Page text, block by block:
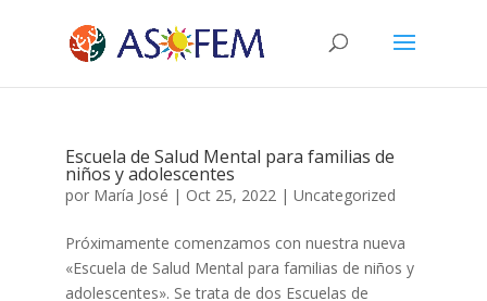
Escuela de Salud Mental para familias de
niños y adolescentes
por María José | Oct 25, 2022| Uncategorized
Próximamente comenzamos con nuestra nueva
«Escuela de Salud Mental para familias de niños y
adolescentes». Se trata de dos Escuelas de